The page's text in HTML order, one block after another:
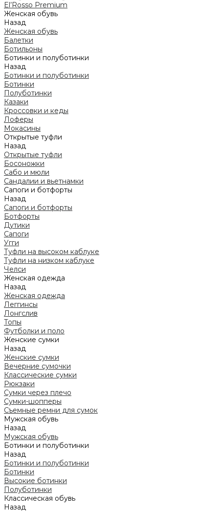
El’Rosso Premium
Женская обувь
Назад
Женская обувь
Балетки
Ботильоны
Ботинки и полуботинки
Назад
Ботинки и полуботинки
Ботинки
Полуботинки
Казаки
Кроссовки и кеды
Лоферы
Мокасины
Открытые туфли
Назад
Открытые туфли
Босоножки
Сабо и мюли
Сандалии и вьетнамки
Сапоги и ботфорты
Назад
Сапоги и ботфорты
Ботфорты
Дутики
Сапоги
Угги
Туфли на высоком каблуке
Туфли на низком каблуке
Челси
Женская одежда
Назад
Женская одежда
Леггинсы
Лонгслив
Топы
Футболки и поло
Женские сумки
Назад
Женские сумки
Вечерние сумочки
Классические сумки
Рюкзаки
Сумки через плечо
Сумки-шопперы
Съемные ремни для сумок
Мужская обувь
Назад
Мужская обувь
Ботинки и полуботинки
Назад
Ботинки и полуботинки
Ботинки
Высокие ботинки
Полуботинки
Классическая обувь
Назад